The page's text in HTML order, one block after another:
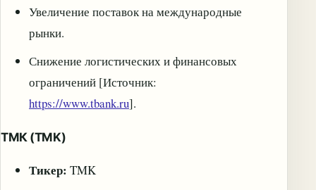
Увеличение поставок на международные
рынки.
Снижение логистических и финансовых
ограничений [Источник:
https://www.tbank.ru].
ТМК (TMK)
Тикер: TMK